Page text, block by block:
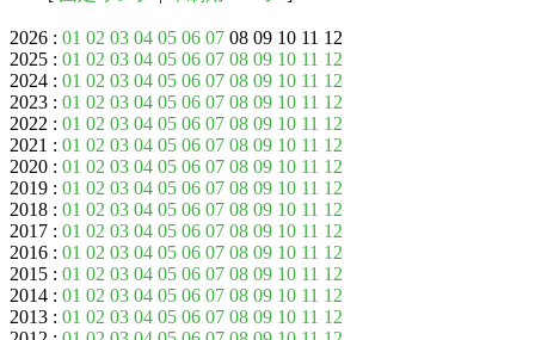
2026 : 01 02 03 04 05 06 07 08 09 10 11 12
2025 : 01 02 03 04 05 06 07 08 09 10 11 12
2024 : 01 02 03 04 05 06 07 08 09 10 11 12
2023 : 01 02 03 04 05 06 07 08 09 10 11 12
2022 : 01 02 03 04 05 06 07 08 09 10 11 12
2021 : 01 02 03 04 05 06 07 08 09 10 11 12
2020 : 01 02 03 04 05 06 07 08 09 10 11 12
2019 : 01 02 03 04 05 06 07 08 09 10 11 12
2018 : 01 02 03 04 05 06 07 08 09 10 11 12
2017 : 01 02 03 04 05 06 07 08 09 10 11 12
2016 : 01 02 03 04 05 06 07 08 09 10 11 12
2015 : 01 02 03 04 05 06 07 08 09 10 11 12
2014 : 01 02 03 04 05 06 07 08 09 10 11 12
2013 : 01 02 03 04 05 06 07 08 09 10 11 12